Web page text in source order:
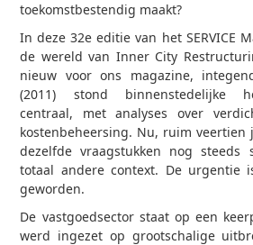
toekomstbestendig maakt?
In deze 32e editie van het SERVICE
de wereld van Inner City
nieuw voor ons magazine,
(2011) stond binnenstedelijke
centraal, met analyses over
kostenbeheersing. Nu, ruim veertien
dezelfde vraagstukken nog
totaal andere context. De urgentie
geworden.
De vastgoedsector staat op een
werd ingezet op grootschalige